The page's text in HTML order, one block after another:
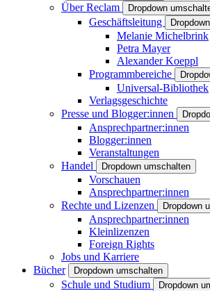
Über Reclam Dropdown
Geschäftsleitung
Melanie Michelbrink
Petra Mayer
Alexander Koeppl
Programmbereiche
Universal-Bibliothek
Verlagsgeschichte
Presse und Blogger:innen
Ansprechpartner:innen
Blogger:innen
Veranstaltungen
Handel
Dropdown umschalten
Vorschauen
Ansprechpartner:innen
Rechte und Lizenzen
Dropdown
Ansprechpartner:innen
Kleinlizenzen
Foreign Rights
Jobs und Karriere
Bücher
Dropdown umschalten
Schule und Studium Dropdown